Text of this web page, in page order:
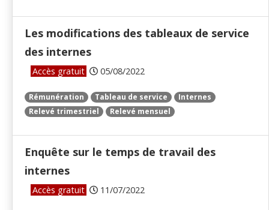
Les modifications des tableaux de service
des internes
Accès gratuit 05/08/2022
Rémunération Tableau de service
Internes
Relevé trimestriel
Relevé mensuel
Enquête sur le temps de travail des
internes
Accès gratuit 11/07/2022